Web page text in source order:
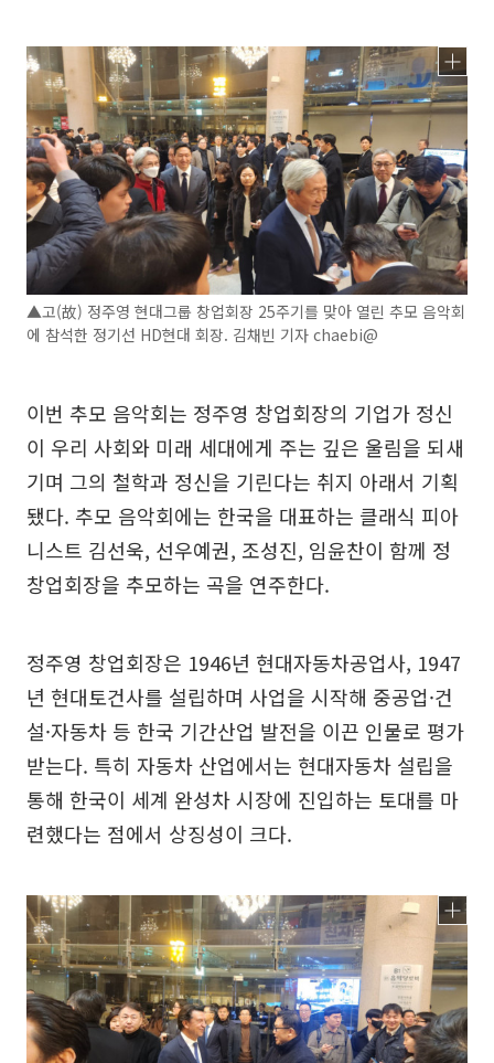
▲고(故) 정주영 현대그룹 창업회장 25주기를 맞아 열린 추모 음악회
에 참석한 정기선 HD현대 회장. 김채빈 기자 chaebi@
이번 추모 음악회는 정주영 창업회장의 기업가 정신
이 우리 사회와 미래 세대에게 주는 깊은 울림을 되새
기며 그의 철학과 정신을 기린다는 취지 아래서 기획
됐다. 추모 음악회에는 한국을 대표하는 클래식 피아
니스트 김선욱, 선우예권, 조성진, 임윤찬이 함께 정
창업회장을 추모하는 곡을 연주한다.
정주영 창업회장은 1946년 현대자동차공업사, 1947
년 현대토건사를 설립하며 사업을 시작해 중공업·건
설·자동차 등 한국 기간산업 발전을 이끈 인물로 평가
받는다. 특히 자동차 산업에서는 현대자동차 설립을
통해 한국이 세계 완성차 시장에 진입하는 토대를 마
련했다는 점에서 상징성이 크다.